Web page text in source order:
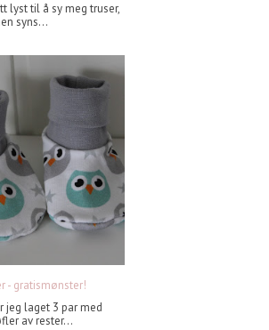
lyst til å sy meg truser,
syns...
- gratismønster!
jeg laget 3 par med
av rester...